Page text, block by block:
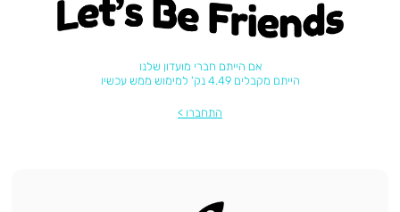
Let's be friends
אם הייתם חברי מועדון שלנו
הייתם מקבלים 4.49 נק' למימוש ממש עכשיו
התחברו